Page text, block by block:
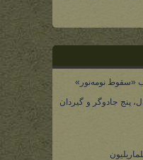
پنج جادوگر و گیردان